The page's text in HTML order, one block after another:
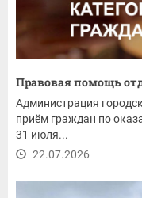
Правовая помощь
Администрация
приём граждан по
31 июля...
22.07.2026